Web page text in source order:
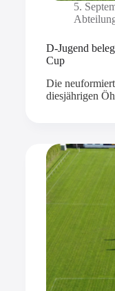
5.
D-Jugend
Cup
Die
diesjährigen